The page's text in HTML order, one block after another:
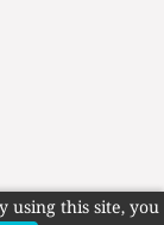
using this site, you